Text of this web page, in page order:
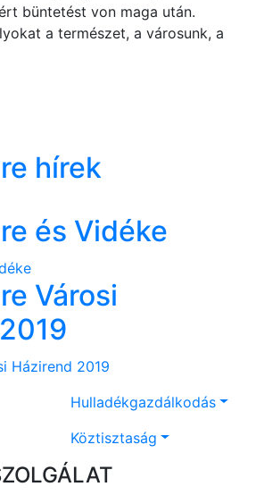
büntetést von maga után.
a természet, a városunk, a
hírek
és Vidéke
Városi
Hulladékgazdálkodás
Köztisztaság